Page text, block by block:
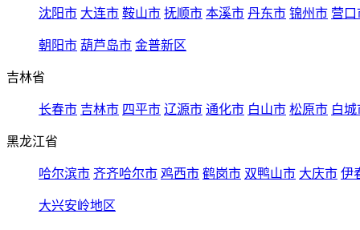
沈阳市 大连市 鞍山市 抚顺市 本溪市 丹东市 锦州市 营口
朝阳市 葫芦岛市 金普新区
吉林省
长春市 吉林市 四平市 辽源市 通化市 白山市 松原市 白城
黑龙江省
哈尔滨市 齐齐哈尔市 鸡西市 鹤岗市 双鸭山市 大庆市 伊
大兴安岭地区